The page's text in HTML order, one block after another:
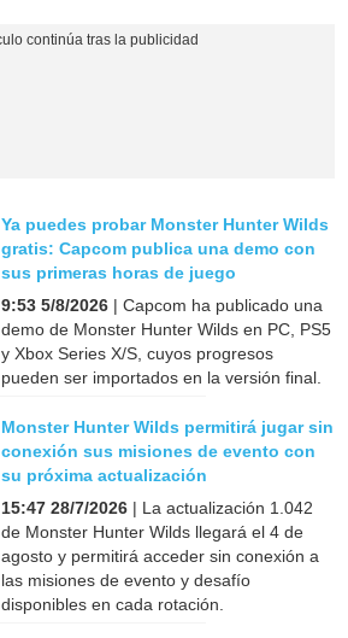
Ya puedes probar Monster Hunter Wilds
gratis: Capcom publica una demo con
sus primeras horas de juego
9:53 5/8/2026 | Capcom ha publicado una
demo de Monster Hunter Wilds en PC, PS5
y Xbox Series X/S, cuyos progresos
pueden ser importados en la versión final.
Monster Hunter Wilds permitirá jugar sin
conexión sus misiones de evento con
su próxima actualización
15:47 28/7/2026 | La actualización 1.042
de Monster Hunter Wilds llegará el 4 de
agosto y permitirá acceder sin conexión a
las misiones de evento y desafío
disponibles en cada rotación.